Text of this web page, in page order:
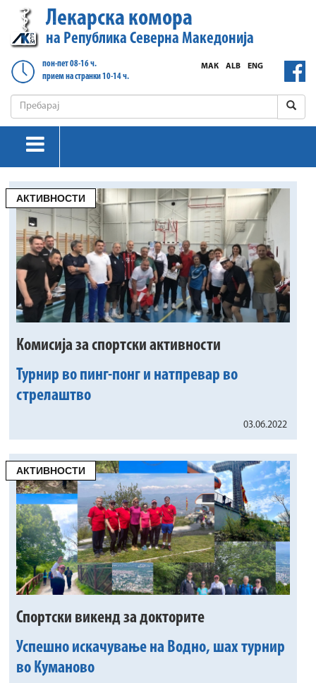
Лекарска комора
на Република Северна Македонија
пон-пет 08-16 ч.
прием на странки 10-14 ч.
ENG
ALB
МАК
АКТИВНОСТИ
Комисија за спортски активности
Турнир во пинг-понг и натпревар во
стрелаштво
03.06.2022
АКТИВНОСТИ
Спортски викенд за докторите
Успешно искачување на Водно, шах турнир
во Куманово